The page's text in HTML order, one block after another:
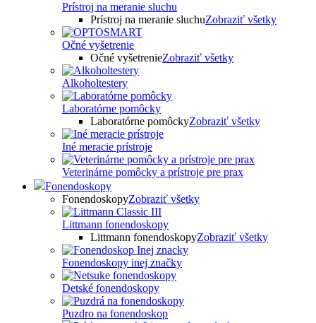
Prístroj na meranie sluchu
Prístroj na meranie sluchuZobraziť všetky
Očné vyšetrenie
Očné vyšetrenieZobraziť všetky
Alkoholtestery
Laboratórne pomôcky
Laboratórne pomôckyZobraziť všetky
Iné meracie prístroje
Veterinárne pomôcky a prístroje pre prax
Fonendoskopy
FonendoskopyZobraziť všetky
Littmann fonendoskopy
Littmann fonendoskopyZobraziť všetky
Fonendoskopy inej značky
Detské fonendoskopy
Puzdro na fonendoskop